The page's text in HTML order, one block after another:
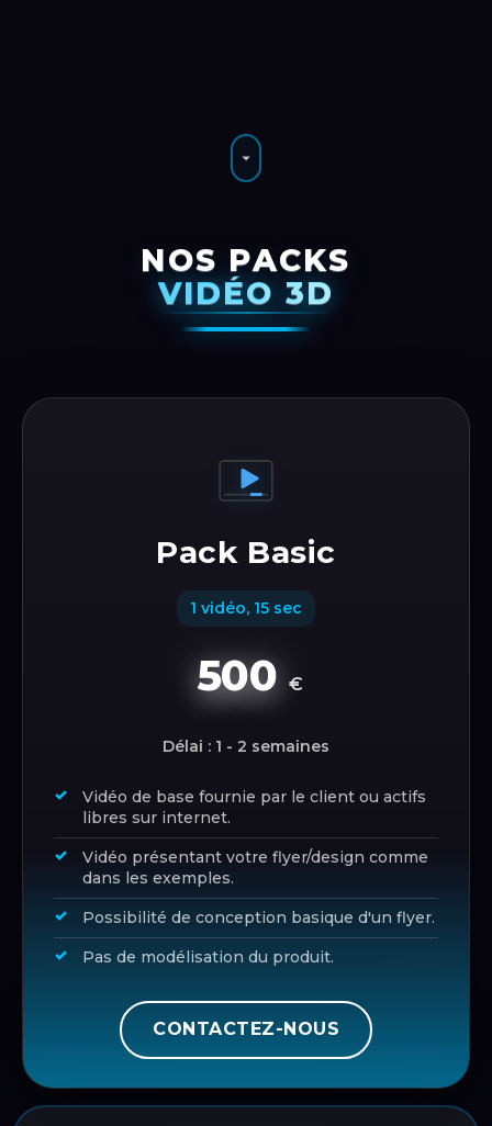
NOS PACKS
VIDÉO 3D
Pack Basic
1 vidéo, 15 sec
500 €
Délai : 1 - 2 semaines
Vidéo de base fournie par le client ou actifs
libres sur internet.
Vidéo présentant votre flyer/design comme
dans les exemples.
Possibilité de conception basique d'un flyer.
Pas de modélisation du produit.
CONTACTEZ-NOUS